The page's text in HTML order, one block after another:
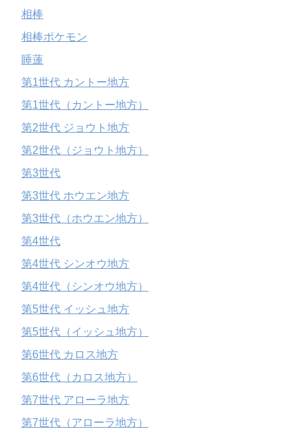
相棒
相棒ポケモン
睡蓮
第1世代 カントー地方
第1世代（カントー地方）
第2世代 ジョウト地方
第2世代（ジョウト地方）
第3世代
第3世代 ホウエン地方
第3世代（ホウエン地方）
第4世代
第4世代 シンオウ地方
第4世代（シンオウ地方）
第5世代 イッシュ地方
第5世代（イッシュ地方）
第6世代 カロス地方
第6世代（カロス地方）
第7世代 アローラ地方
第7世代（アローラ地方）